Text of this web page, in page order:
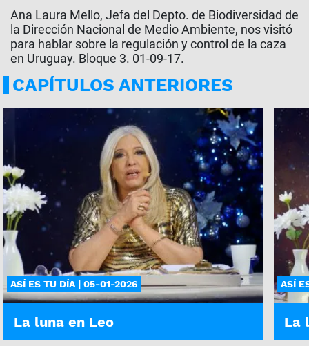
Ana Laura Mello, Jefa del Depto. de Biodiversidad de
la Dirección Nacional de Medio Ambiente, nos visitó
para hablar sobre la regulación y control de la caza
en Uruguay. Bloque 3. 01-09-17.
CAPÍTULOS ANTERIORES
ASÍ ES TU DÍA | 05-01-2026
La luna en Leo
ASÍ
La